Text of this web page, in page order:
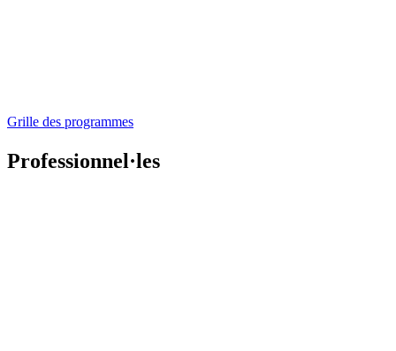
Grille des programmes
Professionnel·les